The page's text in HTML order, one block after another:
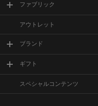
ファブリック
アウトレット
ブランド
ギフト
スペシャルコンテンツ